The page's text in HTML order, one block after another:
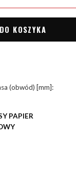
DO KOSZYKA
(obwód) [mm]:
PAPIER